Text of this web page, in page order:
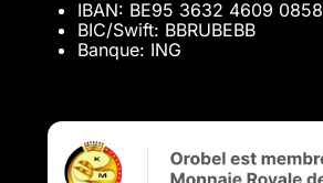
IBAN: BE95 3632 4609 0858
BIC/Swift: BBRUBEBB
Banque: ING